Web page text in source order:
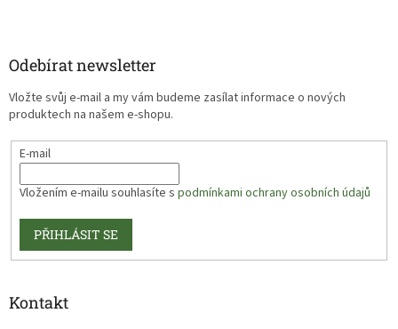
Odebírat newsletter
Vložte svůj e-mail a my vám budeme zasílat informace o nových
produktech na našem e-shopu.
E-mail
Vložením e-mailu souhlasíte s podmínkami ochrany osobních údajů
PŘIHLÁSIT SE
Kontakt